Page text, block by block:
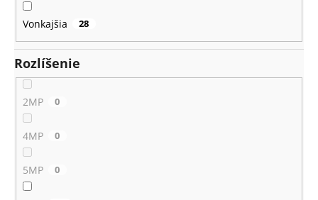
Vonkajšia 28
Rozlíšenie
2MP 0
4MP 0
5MP 0